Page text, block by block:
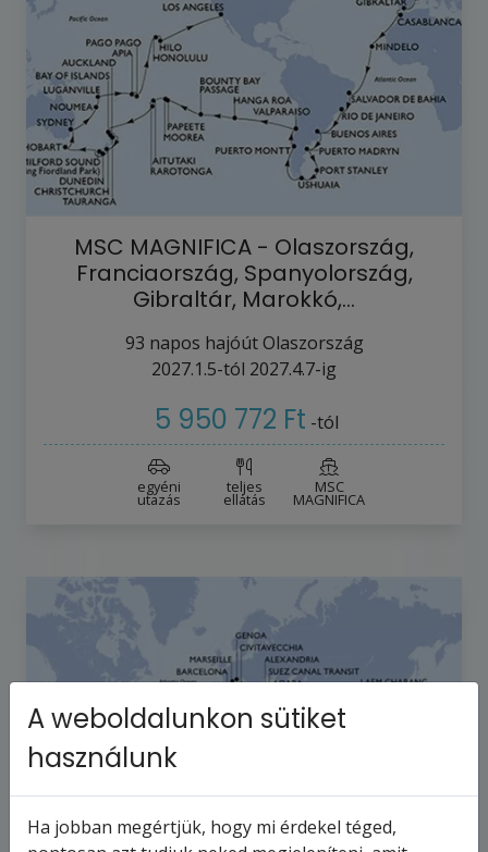
MSC MAGNIFICA - Olaszország,
Franciaország, Spanyolország,
Gibraltár, Marokkó,…
93 napos hajóútOlaszország
2027.1.5-tól 2027.4.7-ig
5 950 772 Ft -tól
egyéni
utazás
teljes
ellátás
MSC
MAGNIFICA
A weboldalunkon sütiket
használunk
Ha jobban megértjük, hogy mi érdekel téged,